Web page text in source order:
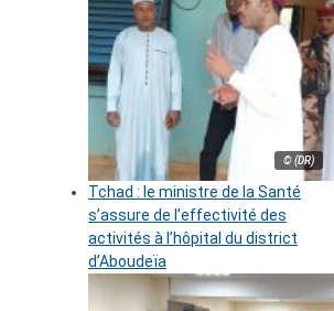
© (DR)
Tchad : le ministre de la Santé
s’assure de l’effectivité des
activités à l’hôpital du district
d’Aboudeïa